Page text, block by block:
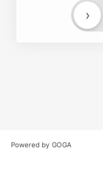
›
Powered by GOGA